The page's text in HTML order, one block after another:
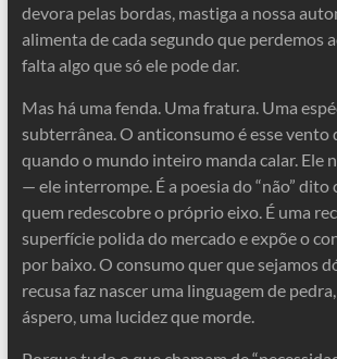
devora pelas bordas, mastiga a nossa
alimenta de cada segundo que perdemos
falta algo que só ele pode dar.
Mas há uma fenda. Uma fratura. Uma
subterrânea. O anticonsumo é esse vento
quando o mundo inteiro manda calar. Ele
— ele interrompe. É a poesia do “não” dito
quem redescobre o próprio eixo. É uma
superfície polida do mercado e expõe o
por baixo. O consumo quer que sejamos
recusa faz nascer uma linguagem de
áspero, uma lucidez que morde.